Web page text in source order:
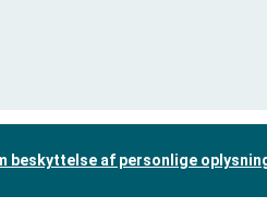
beskyttelse af personlige